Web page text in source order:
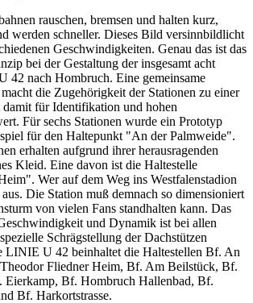
rauschen, bremsen und halten kurz,
werden schneller. Dieses Bild versinnbildlicht
Geschwindigkeiten. Genau das ist das
bei der Gestaltung der insgesamt acht
42 nach Hombruch. Eine gemeinsame
die Zugehörigkeit der Stationen zu einer
für Identifikation und hohen
Für sechs Stationen wurde ein Prototyp
für den Haltepunkt "An der Palmweide".
erhalten aufgrund ihrer herausragenden
Kleid. Eine davon ist die Haltestelle
Wer auf dem Weg ins Westfalenstadion
Die Station muß demnach so dimensioniert
von vielen Fans standhalten kann. Das
und Dynamik ist bei allen
Schrägstellung der Dachstützen
LINIE U 42 beinhaltet die Haltestellen Bf. An
Fliedner Heim, Bf. Am Beilstück, Bf.
Eierkamp, Bf. Hombruch Hallenbad, Bf.
Bf. Harkortstrasse.